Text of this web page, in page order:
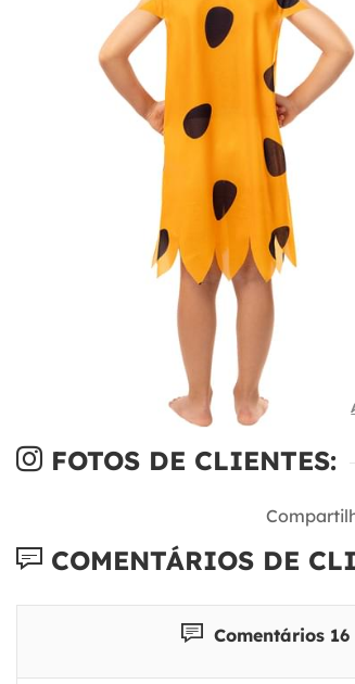
FOTOS DE CLIENTES:
COMENTÁRIOS DE
Comentários 16